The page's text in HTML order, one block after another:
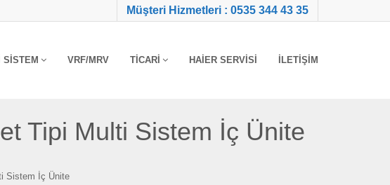
Müşteri Hizmetleri : 0535 344 43 35
SISTEM VRF/MRV TICARI HAIER SERVISI İLETIŞIM
Tipi Multi Sistem İç Ünite
Sistem İç Ünite